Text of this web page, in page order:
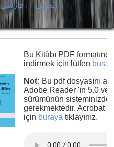
العربي فارسی
Bu Kitâbı PDF
indirmek için lütfen
Not: Bu pdf dosyasını
Adobe Reader 'ın 5.0
sürümünün sisteminizde
gerekmektedir. Acrobat
için buraya tıklayınız.